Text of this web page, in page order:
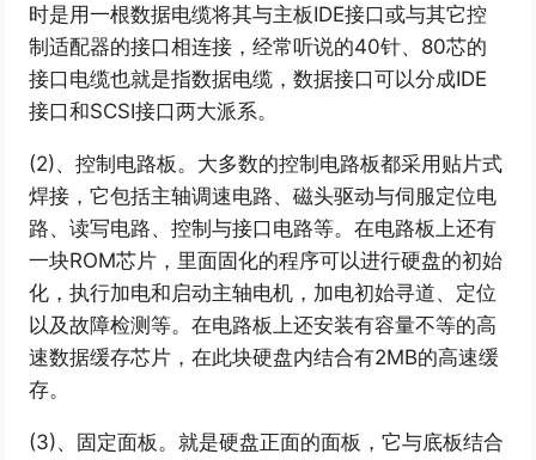
时是用一根数据电缆将其与主板IDE接口或与其它控
制适配器的接口相连接，经常听说的40针、80芯的
接口电缆也就是指数据电缆，数据接口可以分成IDE
接口和SCSI接口两大派系。
(2)、控制电路板。大多数的控制电路板都采用贴片式
焊接，它包括主轴调速电路、磁头驱动与伺服定位电
路、读写电路、控制与接口电路等。在电路板上还有
一块ROM芯片，里面固化的程序可以进行硬盘的初始
化，执行加电和启动主轴电机，加电初始寻道、定位
以及故障检测等。在电路板上还安装有容量不等的高
速数据缓存芯片，在此块硬盘内结合有2MB的高速缓
存。
(3)、固定面板。就是硬盘正面的面板，它与底板结合